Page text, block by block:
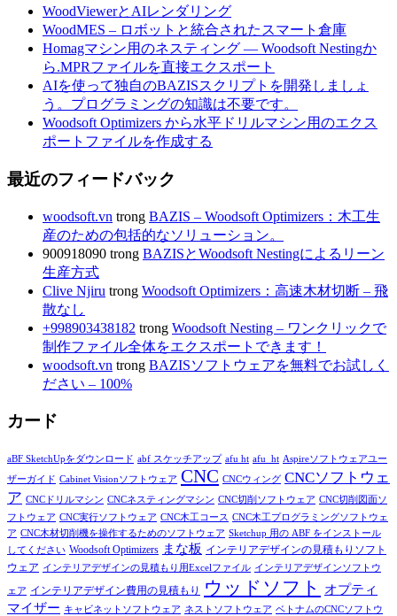
WoodViewerとAIレンダリング
WoodMES – ロボットと統合されたスマート倉庫
Homagマシン用のネスティング — Woodsoft Nestingか
ら.MPRファイルを直接エクスポート
AIを使って独自のBAZISスクリプトを開発しましょ
う。プログラミングの知識は不要です。
Woodsoft Optimizers から水平ドリルマシン用のエクス
ポートファイルを作成する
最近のフィードバック
woodsoft.vn trong BAZIS – Woodsoft Optimizers：木工生
産のための包括的なソリューション。
900918090 trong BAZISとWoodsoft Nestingによるリーン
生産方式
Clive Njiru trong Woodsoft Optimizers：高速木材切断 – 飛
散なし
+998903438182 trong Woodsoft Nesting – ワンクリックで
制作ファイル全体をエクスポートできます！
woodsoft.vn trong BAZISソフトウェアを無料でお試しく
ださい – 100%
カード
aBF SketchUpをダウンロード abf スケッチアップ afu ht afu_ht Aspireソフトウェアユー
ザーガイド Cabinet Visionソフトウェア CNC CNCウィング CNCソフトウェ
ア CNCドリルマシン CNCネスティングマシン CNC切削ソフトウェア CNC切削図面ソ
フトウェア CNC実行ソフトウェア CNC木工コース CNC木工プログラミングソフトウェ
ア CNC木材切削機を操作するためのソフトウェア Sketchup 用の ABF をインストール
してください Woodsoft Optimizers まな板 インテリアデザインの見積もりソフト
ウェア インテリアデザインの見積もり用Excelファイル インテリアデザインソフトウ
ェア インテリアデザイン費用の見積もり ウッドソフト
オプティ
マイザー キャビネットソフトウェア ネストソフトウェア ベトナムのCNCソフトウ